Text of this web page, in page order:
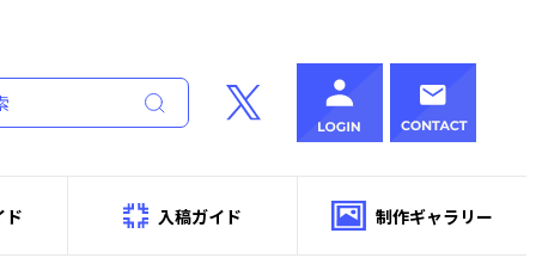
ド 入稿ガイド 制作ギャラリー